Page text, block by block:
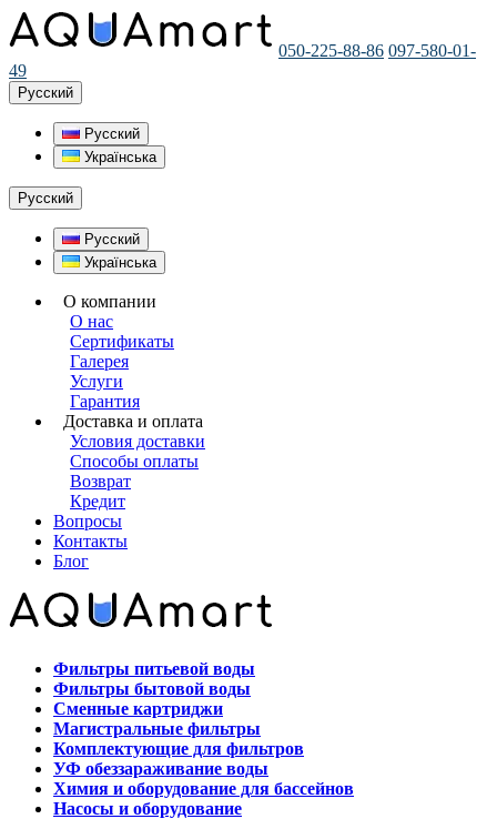
050-225-88-86 097-580-01-
49
Русский
Русский
Українська
Русский
Русский
Українська
О компании
О нас
Сертификаты
Галерея
Услуги
Гарантия
Доставка и оплата
Условия доставки
Способы оплаты
Возврат
Кредит
Вопросы
Контакты
Блог
Фильтры питьевой воды
Фильтры бытовой воды
Сменные картриджи
Магистральные фильтры
Комплектующие для фильтров
УФ обеззараживание воды
Химия и оборудование для бассейнов
Насосы и оборудование